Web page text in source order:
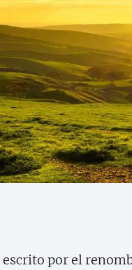
por el